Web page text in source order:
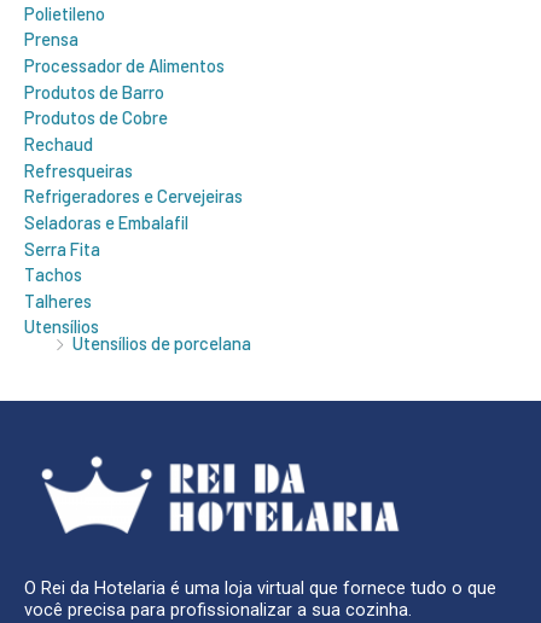
Polietileno
Prensa
Processador de Alimentos
Produtos de Barro
Produtos de Cobre
Rechaud
Refresqueiras
Refrigeradores e Cervejeiras
Seladoras e Embalafil
Serra Fita
Tachos
Talheres
Utensílios
Utensílios de porcelana
O Rei da Hotelaria é uma loja virtual que fornece tudo o que
você precisa para profissionalizar a sua cozinha.